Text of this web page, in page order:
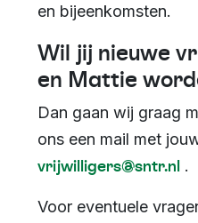
en bijeenkomsten.
Wil jij nieuwe
en Mattie
Dan gaan wij graag
ons een mail met
vrijwilligers@sntr.nl .
Voor eventuele